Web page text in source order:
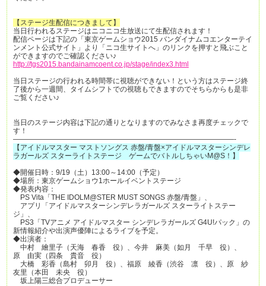
【ステージ生配信につきまして】
当日行われるステージはニコニコ生放送にて生配信されます！
配信ページは下記の「東京ゲームショウ2015 バンダイナムコエンターテイ
ンメント公式サイト」より「ニコ生サイトへ」のリンクを押すと飛ぶこと
ができますのでご確認ください♪
http://tgs2015.bandainamcoent.co.jp/stage/index3.html
当日ステージの行われる時間帯に視聴ができない！という方はステージ終
了後から一週間、タイムシフトでの視聴もできますのでそちらからも是非
ご覧ください♪
当日のステージ内容は下記の通りとなりますのでみなさま再度チェックで
す！
———————————————————————————————-
【アイドルマスター マストソングス 赤盤/青盤×アイドルマスターシンデレ
ラガールズ スターライトステージ ゲームでバトルしちゃいM@S！】
◆開催日時：9/19（土）13:00～14:00（予定）
◆場所：東京ゲームショウ1ホールイベントステージ
◆発表内容：
PS Vita「THE IDOLM@STER MUST SONGS 赤盤/青盤」、
アプリ「アイドルマスターシンデレラガールズ スターライトステー
ジ」、
PS3「TVアニメ アイドルマスター シンデレラガールズ G4U!パック」の
新情報紹介や出演声優陣によるライブを予定。
◆出演者：
中村 繪里子（天海 春香 役）、今井 麻美（如月 千早 役）、
原 由実（四条 貴音 役）
大橋 彩香（島村 卯月 役）、福原 綾香（渋谷 凛 役）、原 紗
友里（本田 未央 役）
坂上陽三総合プロデューサー